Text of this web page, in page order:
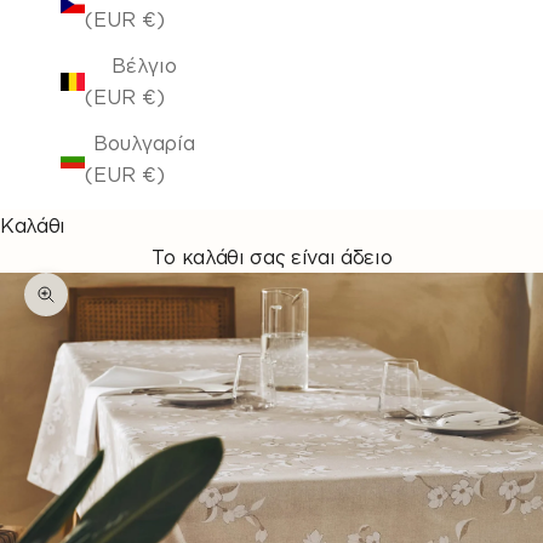
(EUR €)
Βέλγιο
(EUR €)
Βουλγαρία
(EUR €)
Καλάθι
Το καλάθι σας είναι άδειο
Μεγέθυνση